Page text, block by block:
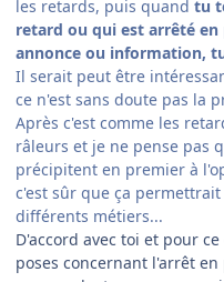
les retards, puis quand tu
retard ou qui est arrêté
annonce ou information,
Il serait peut être
ce n'est sans doute pas la
Après c'est comme les
râleurs et je ne pense pas
précipitent en premier à
c'est sûr que ça
différents métiers...
D'accord avec toi et pour
poses concernant l'arrêt